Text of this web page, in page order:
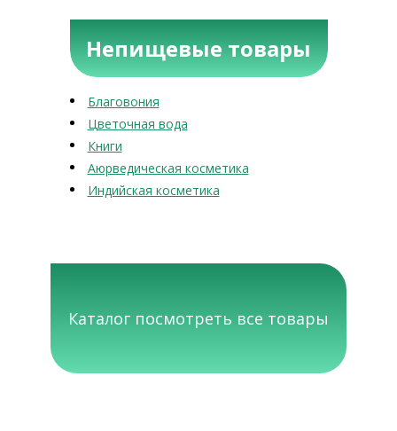
Непищевые товары
Благовония
Цветочная вода
Книги
Аюрведическая косметика
Индийская косметика
Каталог посмотреть все товары